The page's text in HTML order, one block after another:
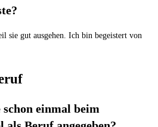
sie gut ausgehen. Ich bin begeistert von
einmal beim